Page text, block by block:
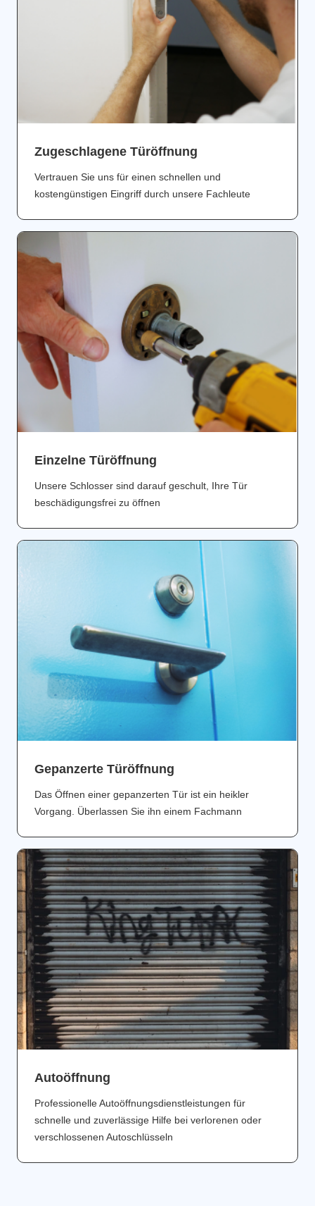
Zugeschlagene Türöffnung
Vertrauen Sie uns für einen schnellen und
kostengünstigen Eingriff durch unsere Fachleute
Einzelne Türöffnung
Unsere Schlosser sind darauf geschult, Ihre Tür
beschädigungsfrei zu öffnen
Gepanzerte Türöffnung
Das Öffnen einer gepanzerten Tür ist ein heikler
Vorgang. Überlassen Sie ihn einem Fachmann
Аutoöffnung
Professionelle Autoöffnungsdienstleistungen für
schnelle und zuverlässige Hilfe bei verlorenen oder
verschlossenen Autoschlüsseln